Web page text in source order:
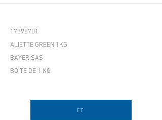
17398701
ALIETTE GREEN 1KG
BAYER SAS
BOITE DE 1 KG
FT